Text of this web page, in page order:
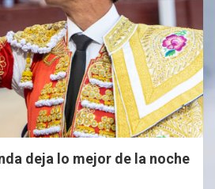
deja lo mejor de la noche